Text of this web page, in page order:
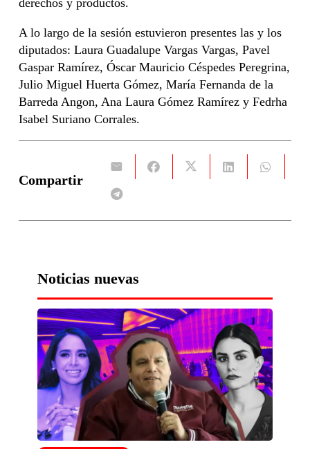
A lo largo de la sesión estuvieron presentes las y los
diputados: Laura Guadalupe Vargas Vargas, Pavel
Gaspar Ramírez, Óscar Mauricio Céspedes Peregrina,
Julio Miguel Huerta Gómez, María Fernanda de la
Barreda Angon, Ana Laura Gómez Ramírez y Fedrha
Isabel Suriano Corrales.
Compartir
Noticias nuevas